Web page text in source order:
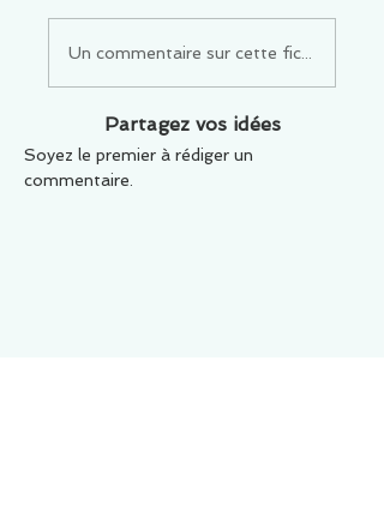
Un commentaire sur cette fiche ou cet
Partagez vos idées
Soyez le premier à rédiger un
commentaire.